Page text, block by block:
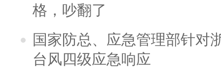
格，吵翻了
国家防总、应急管理部针对
台风四级应急响应